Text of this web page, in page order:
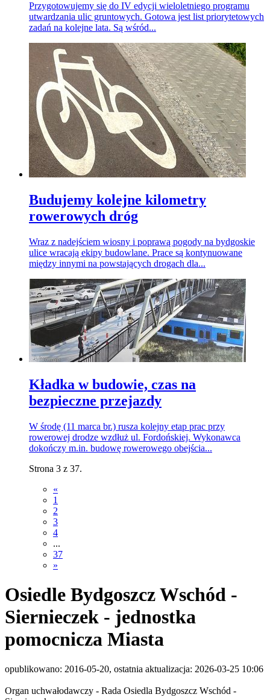
Przygotowujemy się do IV edycji wieloletniego programu
utwardzania ulic gruntowych. Gotowa jest list priorytetowych
zadań na kolejne lata. Są wśród...
Budujemy kolejne kilometry
rowerowych dróg
Wraz z nadejściem wiosny i poprawą pogody na bydgoskie
ulice wracają ekipy budowlane. Prace są kontynuowane
między innymi na powstających drogach dla...
Kładka w budowie, czas na
bezpieczne przejazdy
W środę (11 marca br.) rusza kolejny etap prac przy
rowerowej drodze wzdłuż ul. Fordońskiej. Wykonawca
dokończy m.in. budowę rowerowego obejścia...
Strona 3 z 37.
«
1
2
3
4
...
37
»
Osiedle Bydgoszcz Wschód -
Siernieczek - jednostka
pomocnicza Miasta
opublikowano: 2016-05-20, ostatnia aktualizacja: 2026-03-25 10:06
Organ uchwałodawczy - Rada Osiedla Bydgoszcz Wschód -